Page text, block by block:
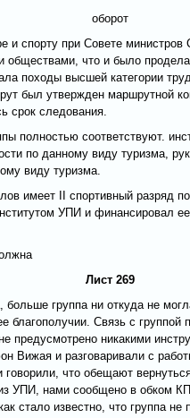
оборот
и спорту при Совете
что и было
походы высшей категории
был утвержден маршрутной
срок следования.
полностью соответствуют.
по данному виду туризма,
виду туризма.
имеет II спортивный разряд
УПИ и
Лист 269
группа ни откуда не
Связь с группой
предусмотрено никакими
Вижая и разговаривали с
что обещают
УПИ, нами сообщено в обком
стало известно, что группа